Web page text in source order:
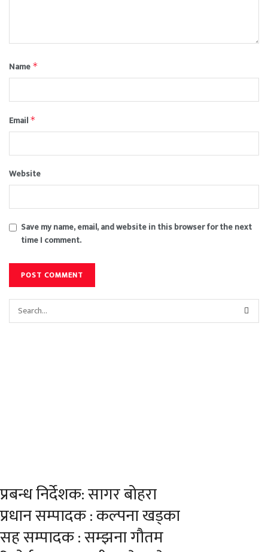
Name *
Email *
Website
Save my name, email, and website in this browser for the next
time I comment.
प्रबन्ध निर्देशक: सागर बोहरा
प्रधान सम्पादक : कल्पना खड्का
सह सम्पादक : सम्झना गौतम